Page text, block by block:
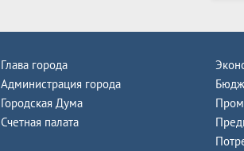
Глава города
Администрация города
Городская Дума
Счетная палата